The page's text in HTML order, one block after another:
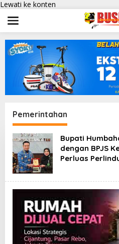
Lewati ke konten
Pemerintahan
Bupati
dengan BPJS
Perluas